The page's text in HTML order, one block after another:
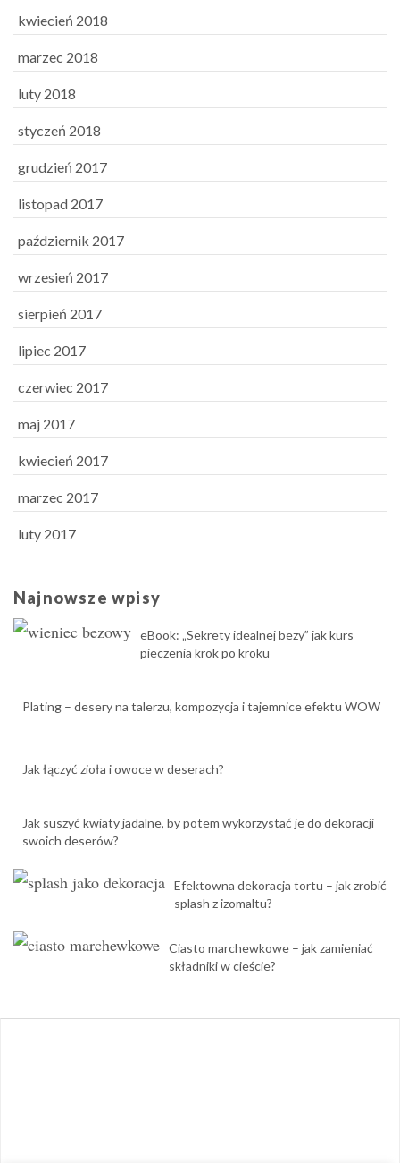
kwiecień 2018
marzec 2018
luty 2018
styczeń 2018
grudzień 2017
listopad 2017
październik 2017
wrzesień 2017
sierpień 2017
lipiec 2017
czerwiec 2017
maj 2017
kwiecień 2017
marzec 2017
luty 2017
Najnowsze wpisy
eBook: „Sekrety idealnej bezy” jak kurs
pieczenia krok po kroku
Plating – desery na talerzu, kompozycja i tajemnice efektu WOW
Jak łączyć zioła i owoce w deserach?
Jak suszyć kwiaty jadalne, by potem wykorzystać je do dekoracji
swoich deserów?
Efektowna dekoracja tortu – jak zrobić
splash z izomaltu?
Ciasto marchewkowe – jak zamieniać
składniki w cieście?